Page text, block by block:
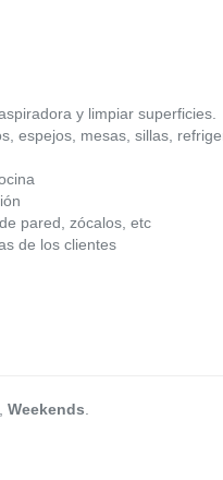
y limpiar superficies.
espejos, mesas, sillas,
pared, zócalos, etc
de los clientes
Weekends